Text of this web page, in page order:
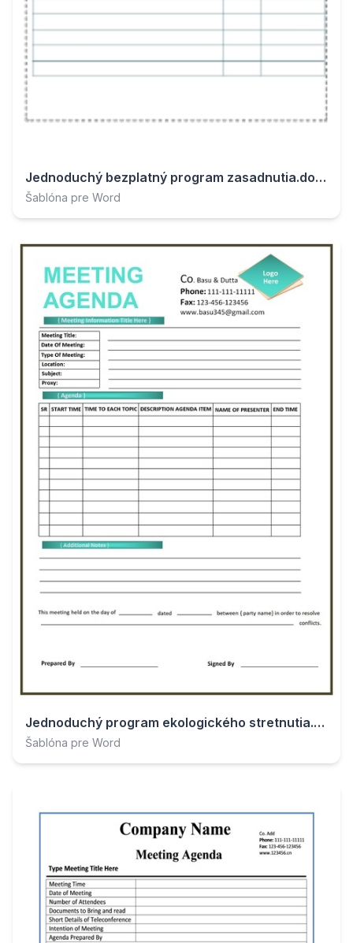
Jednoduchý bezplatný program zasadnutia.docx
Šablóna pre Word
Jednoduchý program ekologického stretnutia.docx
Šablóna pre Word